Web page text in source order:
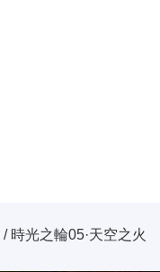
/ 時光之輪05·天空之火